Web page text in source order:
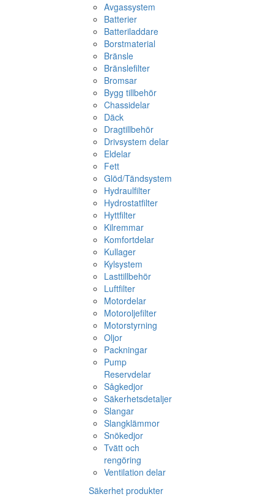
Avgassystem
Batterier
Batteriladdare
Borstmaterial
Bränsle
Bränslefilter
Bromsar
Bygg tillbehör
Chassidelar
Däck
Dragtillbehör
Drivsystem delar
Eldelar
Fett
Glöd/Tändsystem
Hydraulfilter
Hydrostatfilter
Hyttfilter
Kilremmar
Komfortdelar
Kullager
Kylsystem
Lasttillbehör
Luftfilter
Motordelar
Motoroljefilter
Motorstyrning
Oljor
Packningar
Pump
Reservdelar
Sågkedjor
Säkerhetsdetaljer
Slangar
Slangklämmor
Snökedjor
Tvätt och
rengöring
Ventilation delar
Säkerhet produkter